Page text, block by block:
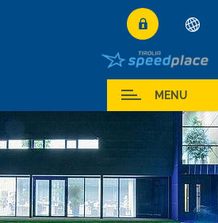
Deutsch
English
MENU